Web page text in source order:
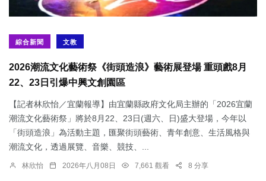
綜合新聞 文教
2026潮流文化藝術祭《街頭造浪》藝術展登場 重頭戲8月
22、23日引爆中興文創園區
【記者林欣怡／宜蘭報導】由宜蘭縣政府文化局主辦的「2026宜蘭
潮流文化藝術祭」將於8月22、23日(週六、日)盛大登場，今年以
「街頭造浪」為活動主題，匯聚街頭藝術、青年創意、生活風格與
潮流文化，透過展覽、音樂、競技、...
林欣怡 2026年八月08日 7,661 觀看 8 分享